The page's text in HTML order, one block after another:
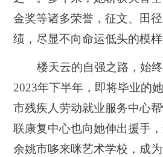
金奖等诸多荣誉，征文、田
绩，尽显不向命运低头的模样
楼天云的自强之路，始
2023年下半年，即将毕业的
市残疾人劳动就业服务中心
联康复中心也向她伸出援手
余姚市哆来咪艺术学校，成为